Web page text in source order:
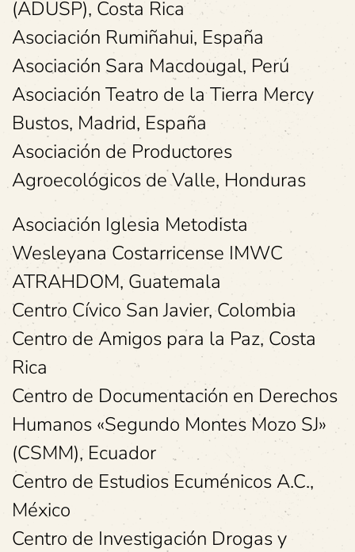
(ADUSP), Costa Rica
Asociación Rumiñahui, España
Asociación Sara Macdougal, Perú
Asociación Teatro de la Tierra Mercy
Bustos, Madrid, España
Asociación de Productores
Agroecológicos de Valle, Honduras
Asociación Iglesia Metodista
Wesleyana Costarricense IMWC
ATRAHDOM, Guatemala
Centro Cívico San Javier, Colombia
Centro de Amigos para la Paz, Costa
Rica
Centro de Documentación en Derechos
Humanos «Segundo Montes Mozo SJ»
(CSMM), Ecuador
Centro de Estudios Ecuménicos A.C.,
México
Centro de Investigación Drogas y